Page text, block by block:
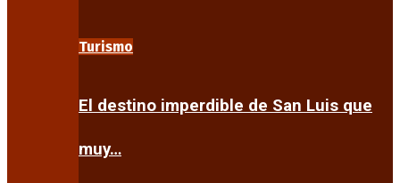
Turismo
El destino imperdible de San Luis que
muy…